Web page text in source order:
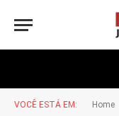
VOCÊ ESTÁ EM: Home